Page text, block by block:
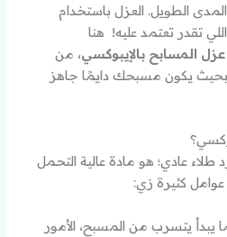
الطويل. العزل باستخدام
تقدر تعتمد عليه! هنا
عزل المسابح بالإيبوكسي، من
بحيث يكون مسبحك دايمًا جاهز
طلاء عادي؛ هو مادة عالية التحمل
كثيرة زي:
يبدأ يتسرب من المسبح، الأمور